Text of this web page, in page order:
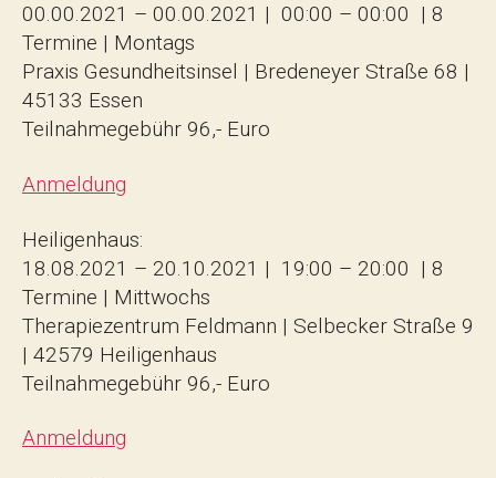
00.00.2021 – 00.00.2021 | 00:00 – 00:00 | 8
Termine | Montags
Praxis Gesundheitsinsel | Bredeneyer Straße 68 |
45133 Essen
Teilnahmegebühr 96,- Euro
Anmeldung
Heiligenhaus:
18.08.2021 – 20.10.2021 | 19:00 – 20:00 | 8
Termine | Mittwochs
Therapiezentrum Feldmann | Selbecker Straße 9
| 42579 Heiligenhaus
Teilnahmegebühr 96,- Euro
Anmeldung